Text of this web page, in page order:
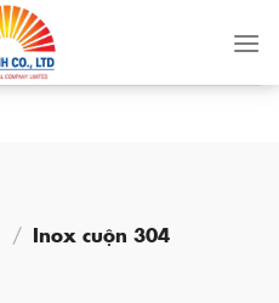
/ Inox cuộn 304